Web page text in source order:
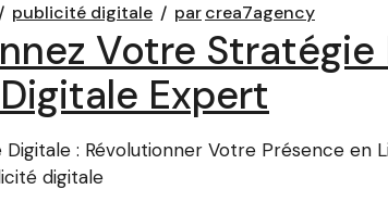
publicité digitale parcrea7agency
Votre
Expert
: Révolutionner Votre Présence en
digitale